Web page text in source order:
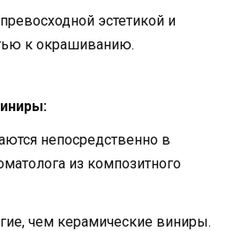
эстетикой и
к окрашиванию.
непосредственно в
из композитного
чем керамические виниры.